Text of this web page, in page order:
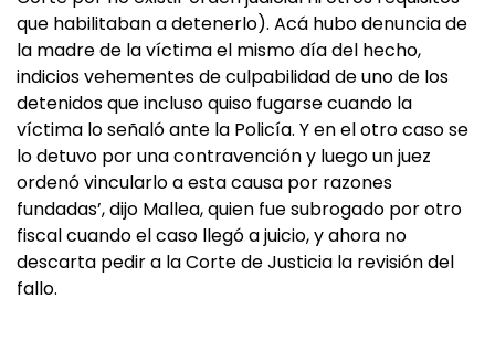
que habilitaban a detenerlo). Acá hubo denuncia de
la madre de la víctima el mismo día del hecho,
indicios vehementes de culpabilidad de uno de los
detenidos que incluso quiso fugarse cuando la
víctima lo señaló ante la Policía. Y en el otro caso se
lo detuvo por una contravención y luego un juez
ordenó vincularlo a esta causa por razones
fundadas’, dijo Mallea, quien fue subrogado por otro
fiscal cuando el caso llegó a juicio, y ahora no
descarta pedir a la Corte de Justicia la revisión del
fallo.